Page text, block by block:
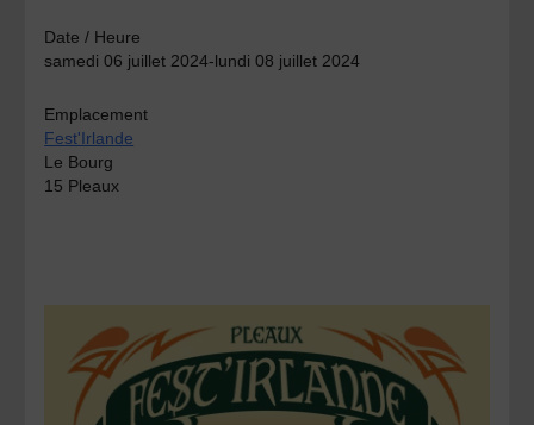
Date / Heure
samedi 06 juillet 2024-lundi 08 juillet 2024
Emplacement
Fest'Irlande
Le Bourg
15 Pleaux